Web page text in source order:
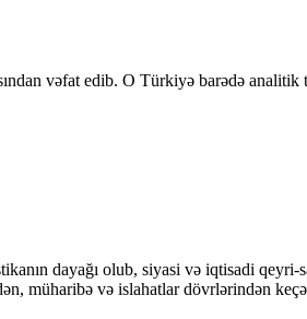
vəfat edib. O Türkiyə barədə
dayağı olub, siyasi və iqtisadi
müharibə və islahatlar dövrlərindən